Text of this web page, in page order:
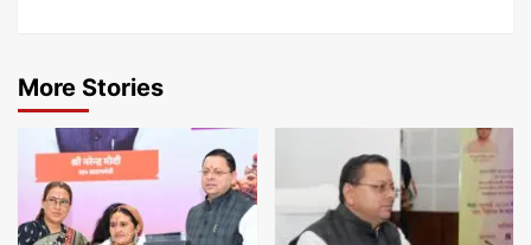
More Stories